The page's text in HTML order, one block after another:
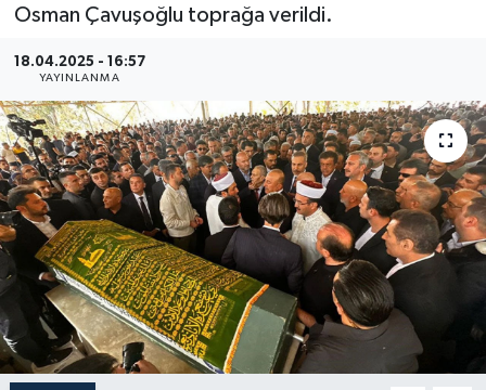
Osman Çavuşoğlu toprağa verildi.
18.04.2025 - 16:57
YAYINLANMA
Haber Kuşakları
Haberler
KANALV Spor
Kültür Sanat
Magazin